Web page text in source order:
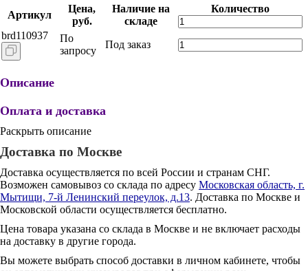
Артикул
Цена,
руб.
Наличие на
складе
Количество
brd110937
По
запросу
Под заказ
Описание
Оплата и доставка
Раскрыть описание
Доставка по Москве
Доставка осуществляется по всей России и странам СНГ.
Возможен самовывоз со склада по адресу Московская область, г.
Мытищи, 7-й Ленинский переулок, д.13. Доставка по Москве и
Московской области осуществляется бесплатно.
Цена товара указана со склада в Москве и не включает расходы
на доставку в другие города.
Вы можете выбрать способ доставки в личном кабинете, чтобы